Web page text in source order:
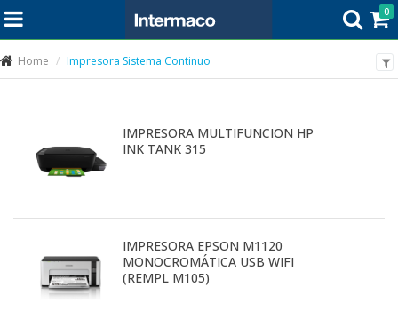
0
Home Impresora Sistema Continuo
IMPRESORA MULTIFUNCION HP
INK TANK 315
IMPRESORA EPSON M1120
MONOCROMÁTICA USB WIFI
(REMPL M105)